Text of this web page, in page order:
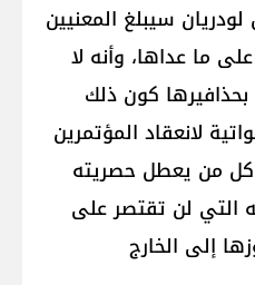
سيبلغ المعنيين
ما عداها، وأنه لا
بحذافيرها كون ذلك
لانعقاد المؤتمرين
كل من يعطل حصريته
التي لن تقتصر على
إلى الخارج